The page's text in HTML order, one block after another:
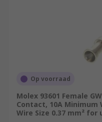
Op voorraad
Molex 93601 Female
Contact, 10A Minimum
Wire Size 0.37 mm² for